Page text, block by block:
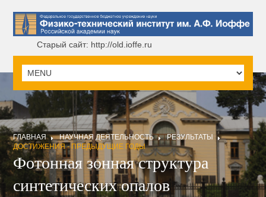
Старый сайт: http://old.ioffe.ru
ГЛАВНАЯ НАУЧНАЯ ДЕЯТЕЛЬНОСТЬ
РЕЗУЛЬТАТЫ
ДОСТИЖЕНИЯ - ПРЕДЫДУЩИЕ ГОДЫ
Фотонная зонная структура
синтетических опалов